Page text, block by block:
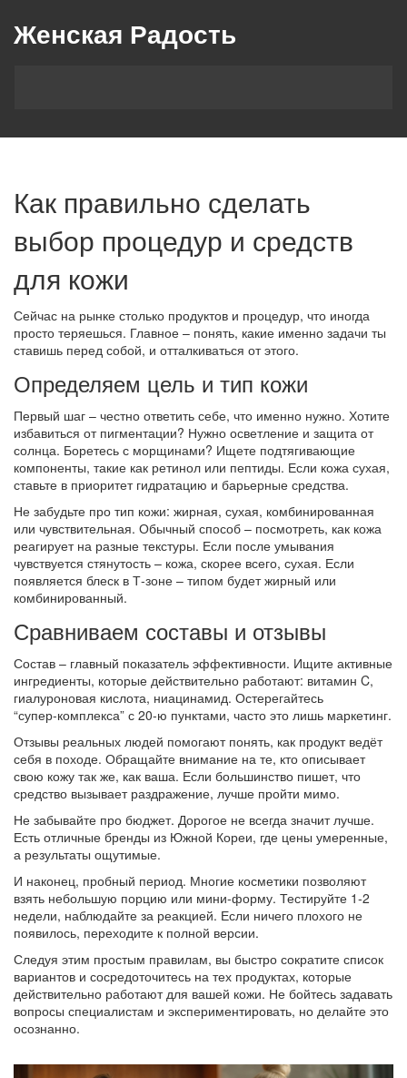
Женская Радость
Как правильно сделать
выбор процедур и средств
для кожи
Сейчас на рынке столько продуктов и процедур, что иногда
просто теряешься. Главное – понять, какие именно задачи ты
ставишь перед собой, и отталкиваться от этого.
Определяем цель и тип кожи
Первый шаг – честно ответить себе, что именно нужно. Хотите
избавиться от пигментации? Нужно осветление и защита от
солнца. Боретесь с морщинами? Ищете подтягивающие
компоненты, такие как ретинол или пептиды. Если кожа сухая,
ставьте в приоритет гидратацию и барьерные средства.
Не забудьте про тип кожи: жирная, сухая, комбинированная
или чувствительная. Обычный способ – посмотреть, как кожа
реагирует на разные текстуры. Если после умывания
чувствуется стянутость – кожа, скорее всего, сухая. Если
появляется блеск в Т‑зоне – типом будет жирный или
комбинированный.
Сравниваем составы и отзывы
Состав – главный показатель эффективности. Ищите активные
ингредиенты, которые действительно работают: витамин C,
гиалуроновая кислота, ниацинамид. Остерегайтесь
“супер‑комплекса” с 20‑ю пунктами, часто это лишь маркетинг.
Отзывы реальных людей помогают понять, как продукт ведёт
себя в походе. Обращайте внимание на те, кто описывает
свою кожу так же, как ваша. Если большинство пишет, что
средство вызывает раздражение, лучше пройти мимо.
Не забывайте про бюджет. Дорогое не всегда значит лучше.
Есть отличные бренды из Южной Кореи, где цены умеренные,
а результаты ощутимые.
И наконец, пробный период. Многие косметики позволяют
взять небольшую порцию или мини‑форму. Тестируйте 1‑2
недели, наблюдайте за реакцией. Если ничего плохого не
появилось, переходите к полной версии.
Следуя этим простым правилам, вы быстро сократите список
вариантов и сосредоточитесь на тех продуктах, которые
действительно работают для вашей кожи. Не бойтесь задавать
вопросы специалистам и экспериментировать, но делайте это
осознанно.